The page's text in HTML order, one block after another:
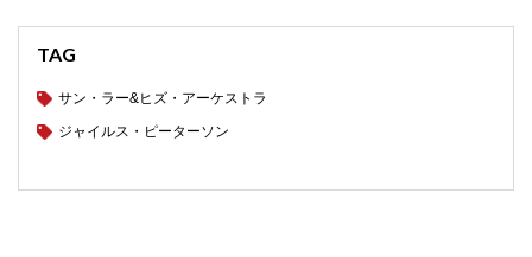
TAG
サン・ラー&ヒズ・アーケストラ
ジャイルス・ピーターソン